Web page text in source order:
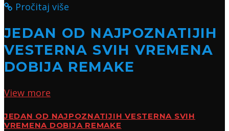
Pročitaj više
JEDAN OD NAJPOZNATIJIH
VESTERNA SVIH VREMENA
DOBIJA REMAKE
View more
JEDAN OD NAJPOZNATIJIH VESTERNA SVIH
VREMENA DOBIJA REMAKE